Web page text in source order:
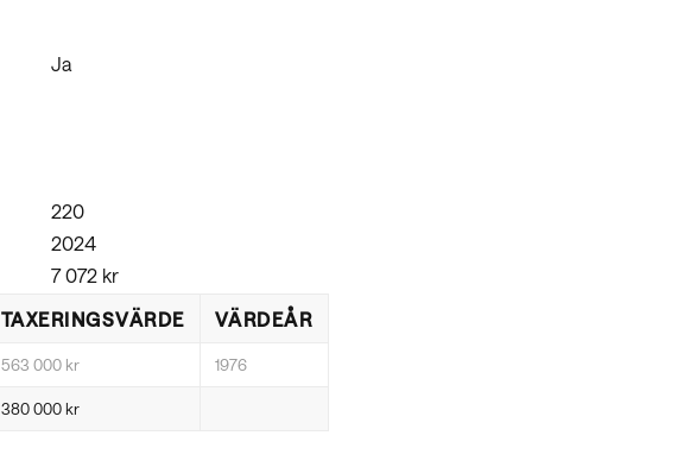
Ja
220
2024
7 072 kr
TAXERINGSVÄRDE VÄRDEÅR
563 000 kr 1976
380 000 kr